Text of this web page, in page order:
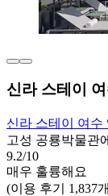
신라 스테이
신라 스테이 여수
고성 공룡박물관
9.2/10
매우 훌륭해요
(이용 후기 1,837